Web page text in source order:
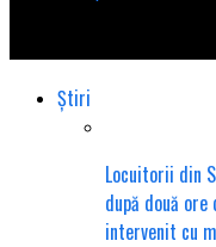
Știri
Locuitorii din
după două
intervenit cu